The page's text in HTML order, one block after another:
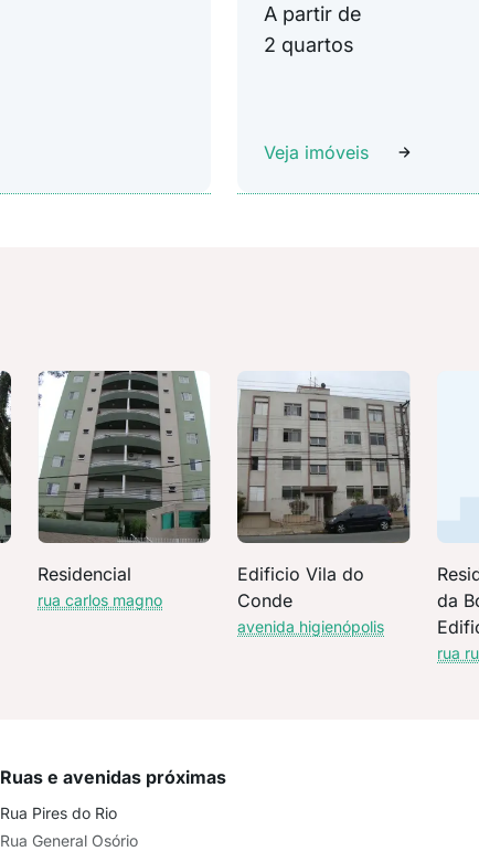
A partir de
2 quartos
Veja imóveis
Residencial
rua carlos magno
Edificio Vila do
Conde
avenida higienópolis
da
rua
Ruas e avenidas próximas
Rua Pires do Rio
Rua General Osório